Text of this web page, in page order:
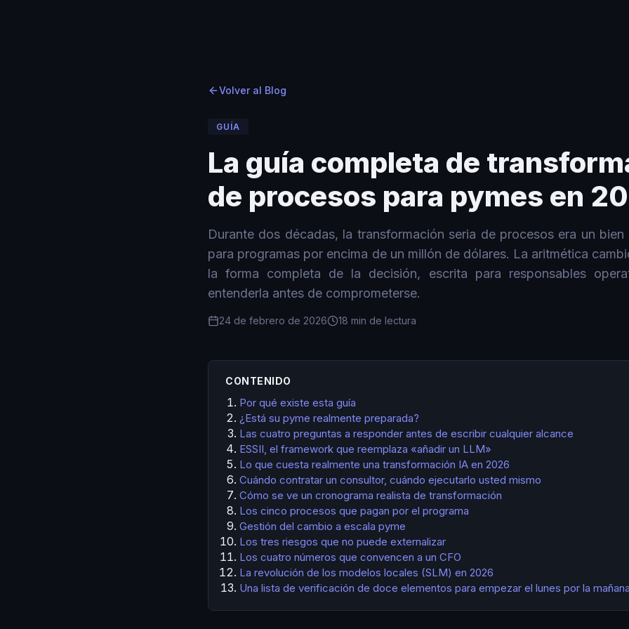
Volver al Blog
GUÍA
La guía completa de
de procesos para pymes en
Durante dos décadas, la transformación seria de procesos era un
para programas por encima de un millón de dólares. La aritmética
la forma completa de la decisión, escrita para responsables
entenderla antes de comprometerse.
24 de febrero de 2026 18 min de lectura
CONTENIDO
Por qué existe esta guía
¿Está su pyme realmente preparada?
Las cuatro preguntas a responder antes de escribir cualquier alcance
ESSII, el framework que reemplaza «añadir un LLM»
Lo que cuesta realmente una transformación IA en 2026
Cuándo contratar un consultor, cuándo ejecutarlo usted mismo
Cómo se ve un cronograma realista de transformación
Los cinco procesos que pagan por el programa
Gestión del cambio a escala pyme
Los tres riesgos que no puede externalizar
Los cuatro números que convencen a un CFO
La revolución de los modelos locales (SLM) en 2026
Una lista de verificación de doce elementos para empezar el lunes por la